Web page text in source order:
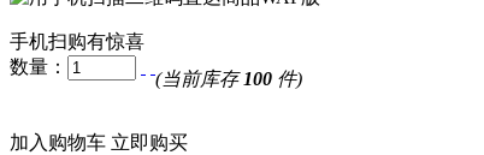
手机扫购有惊喜
数量：
(当前库存 100 件)
加入购物车 立即购买